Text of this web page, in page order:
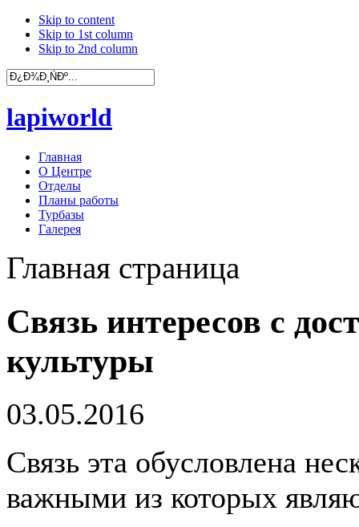
Skip to content
Skip to 1st column
Skip to 2nd column
lapiworld
Главная
О Центре
Отделы
Планы работы
Турбазы
Галерея
Главная страница
Связь интересов с
культуры
03.05.2016
Связь эта обусловлена
важными из которых